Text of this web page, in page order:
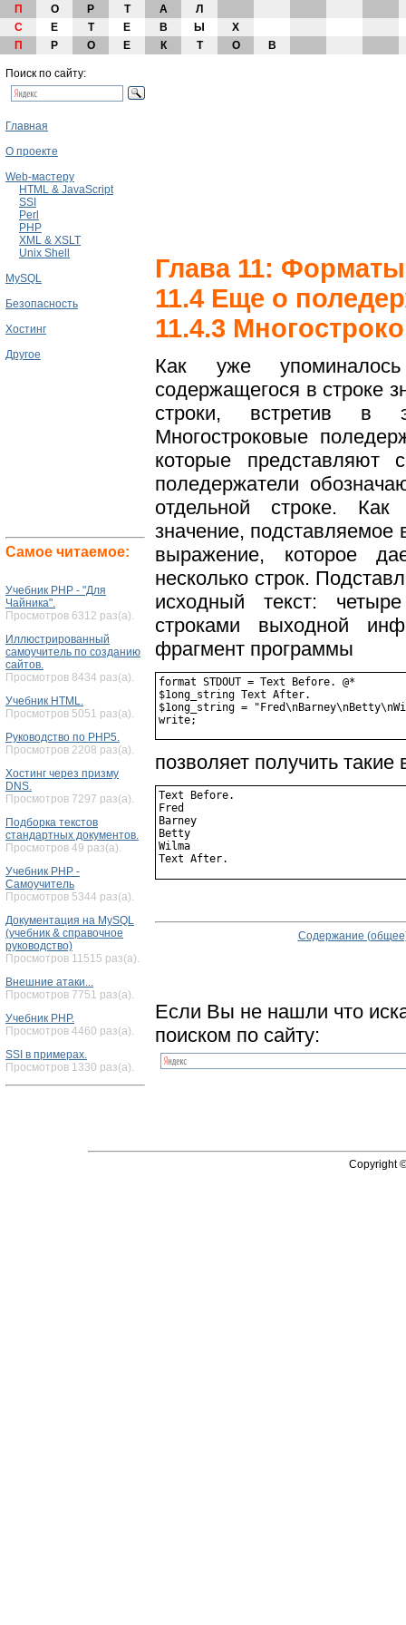
П О Р Т А
Л
С
Е Т Е В Ы
Х
П
Р О Е К Т О В
Поиск по сайту:
Главная
О проекте
Web-мастеру
HTML & JavaScript
SSI
Perl
PHP
XML & XSLT
Unix Shell
MySQL
Безопасность
Хостинг
Другое
Самое читаемое:
Учебник PHP - "Для
Чайника".
Просмотров 6312 раз(а).
Иллюстрированный
самоучитель по созданию
сайтов.
Просмотров 8434 раз(а).
Учебник HTML.
Просмотров 5051 раз(а).
Руководство по PHP5.
Просмотров 2208 раз(а).
Хостинг через призму
DNS.
Просмотров 7297 раз(а).
Подборка текстов
стандартных документов.
Просмотров 49 раз(а).
Учебник PHP -
Самоучитель
Просмотров 5344 раз(а).
Документация на MySQL
(учебник & справочное
руководство)
Просмотров 11515 раз(а).
Внешние атаки...
Просмотров 7751 раз(а).
Учебник PHP.
Просмотров 4460 раз(а).
SSI в примерах.
Просмотров 1330 раз(а).
Глава 11:
11.4 Еще о
11.4.3
Как уже
содержащегося в строке
строки, встретив в
Многостроковые
которые представляют
поледержатели
отдельной строке.
значение,
выражение, которое
несколько строк.
исходный текст:
строками выходной
фрагмент программы
format STDOUT = Text Before. @*
$1ong_string Text After.
$1ong_string =
позволяет получить
Text Before.
Fred
Barney
Betty
Wilma
Содержание
Если Вы не нашли что
поиском по сайту:
Copyright